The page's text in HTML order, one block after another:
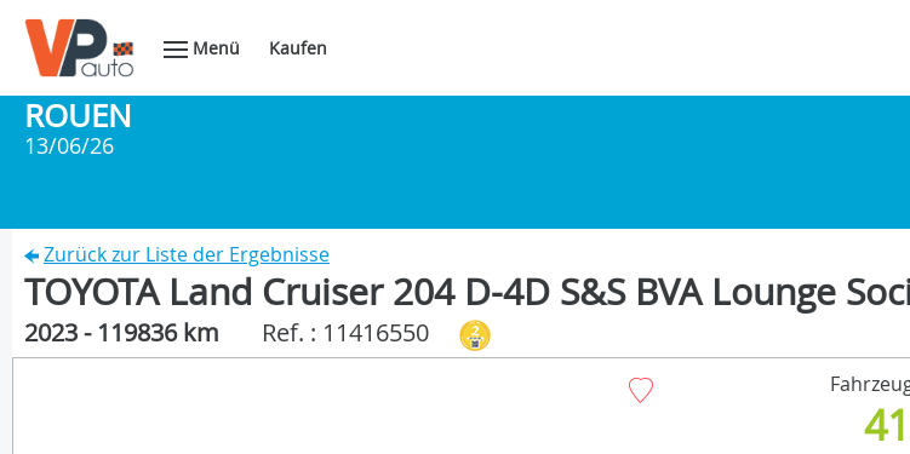
Menü Kaufen
ROUEN
13/06/26
Zurück zur Liste der Ergebnisse
TOYOTA Land Cruiser 204 D-4D S&S BVA Lounge
2023 - 119836 km Ref. : 11416550